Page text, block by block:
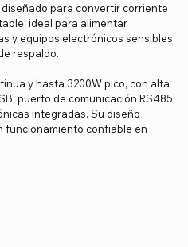
para convertir corriente
ideal para alimentar
y equipos electrónicos sensibles
respaldo.
y hasta 3200W pico, con alta
puerto de comunicación RS485
integradas. Su diseño
funcionamiento confiable en